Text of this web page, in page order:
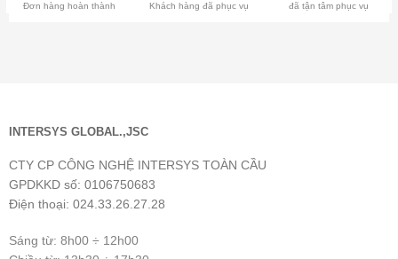
Đơn hàng hoàn thành Khách hàng đã phục vụ đã tận tâm phục vụ
INTERSYS GLOBAL.,JSC
CTY CP CÔNG NGHỆ INTERSYS TOÀN CẦU
GPDKKD số: 0106750683
Điện thoại: 024.33.26.27.28
Sáng từ: 8h00 ÷ 12h00